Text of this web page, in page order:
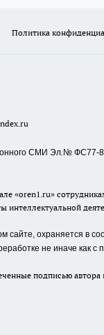
Политика
СМИ Эл.№ ФС77-
«oren1.ru»
интеллектуальной
охраняется в
не иначе как
подписью